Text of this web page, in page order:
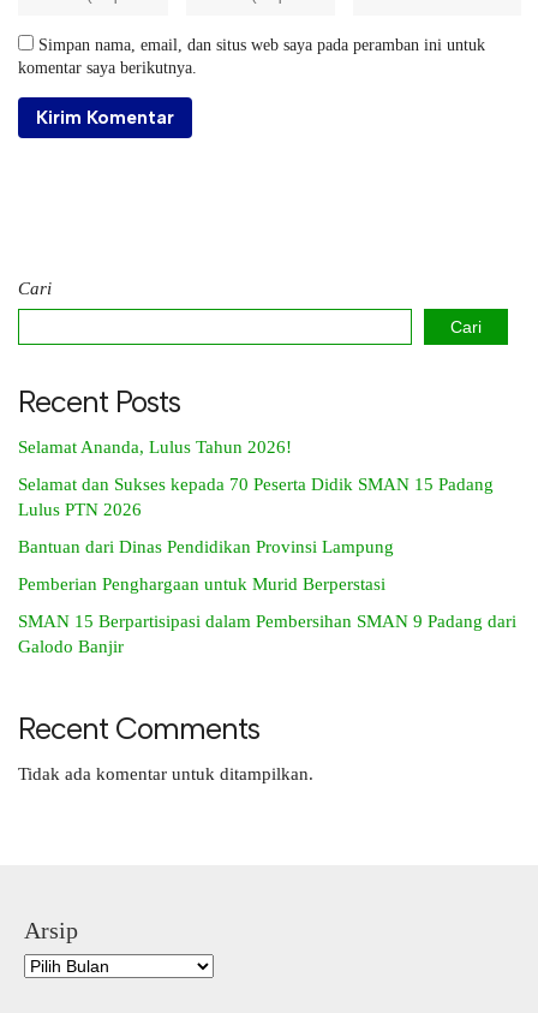
Simpan nama, email, dan situs web saya pada peramban ini untuk
komentar saya berikutnya.
Cari
Cari
Recent Posts
Selamat Ananda, Lulus Tahun 2026!
Selamat dan Sukses kepada 70 Peserta Didik SMAN 15 Padang
Lulus PTN 2026
Bantuan dari Dinas Pendidikan Provinsi Lampung
Pemberian Penghargaan untuk Murid Berperstasi
SMAN 15 Berpartisipasi dalam Pembersihan SMAN 9 Padang dari
Galodo Banjir
Recent Comments
Tidak ada komentar untuk ditampilkan.
Arsip